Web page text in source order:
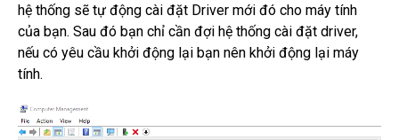
hệ thống sẽ tự động cài đặt Driver mới đó cho máy tính
của bạn. Sau đó bạn chỉ cần đợi hệ thống cài đặt driver,
nếu có yêu cầu khởi động lại bạn nên khởi động lại máy
tính.